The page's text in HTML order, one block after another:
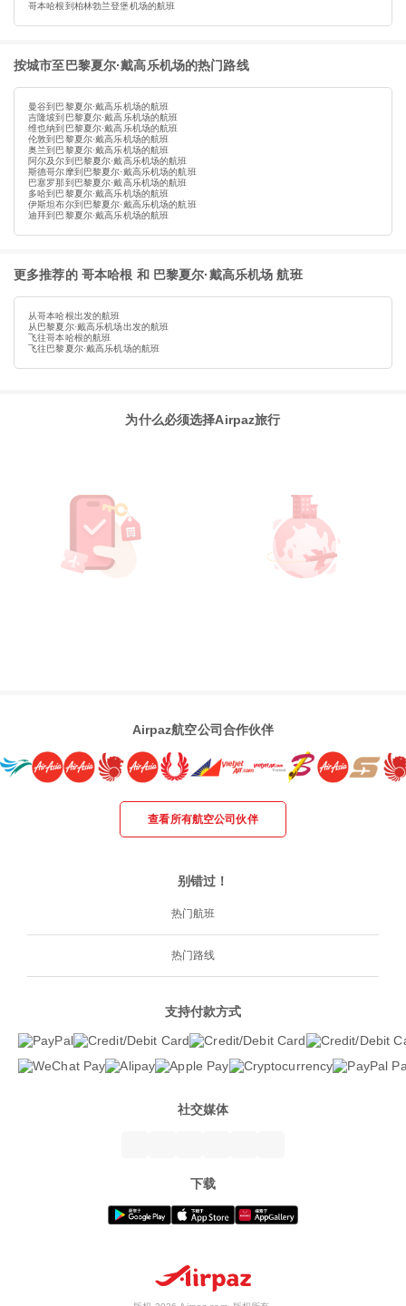
哥本哈根到柏林勃兰登堡机场的航班
按城市至巴黎夏尔·戴高乐机场的热门路线
曼谷到巴黎夏尔·戴高乐机场的航班
吉隆坡到巴黎夏尔·戴高乐机场的航班
维也纳到巴黎夏尔·戴高乐机场的航班
伦敦到巴黎夏尔·戴高乐机场的航班
奥兰到巴黎夏尔·戴高乐机场的航班
阿尔及尔到巴黎夏尔·戴高乐机场的航班
斯德哥尔摩到巴黎夏尔·戴高乐机场的航班
巴塞罗那到巴黎夏尔·戴高乐机场的航班
多哈到巴黎夏尔·戴高乐机场的航班
伊斯坦布尔到巴黎夏尔·戴高乐机场的航班
迪拜到巴黎夏尔·戴高乐机场的航班
更多推荐的 哥本哈根 和 巴黎夏尔·戴高乐机场 航班
从哥本哈根出发的航班
从巴黎夏尔·戴高乐机场出发的航班
飞往哥本哈根的航班
飞往巴黎夏尔·戴高乐机场的航班
为什么必须选择Airpaz旅行
Airpaz航空公司合作伙伴
查看所有航空公司伙伴
别错过！
热门航班
热门路线
支持付款方式
社交媒体
下载